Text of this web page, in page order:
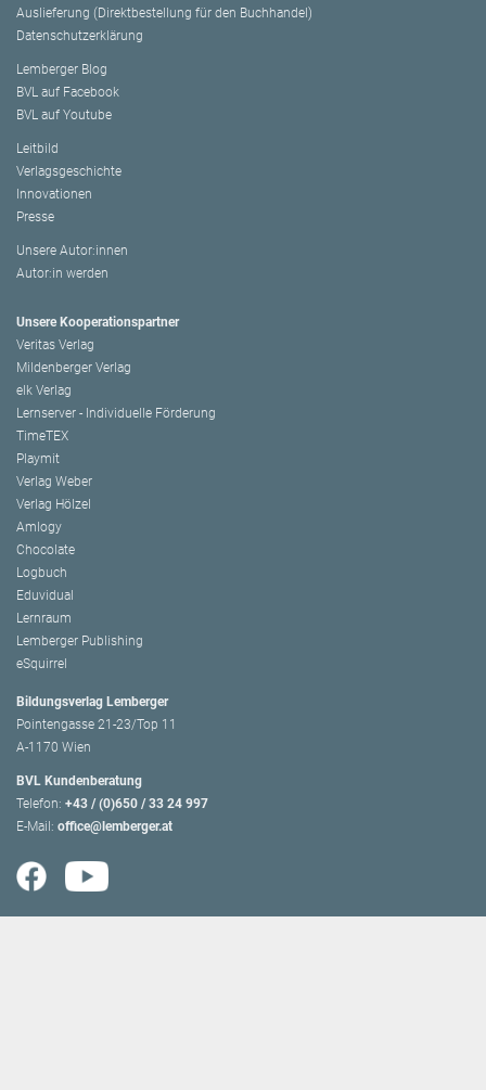
Auslieferung (Direktbestellung für den Buchhandel)
Datenschutzerklärung
Lemberger Blog
BVL auf Facebook
BVL auf Youtube
Leitbild
Verlagsgeschichte
Innovationen
Presse
Unsere Autor:innen
Autor:in werden
Unsere Kooperationspartner
Veritas Verlag
Mildenberger Verlag
elk Verlag
Lernserver - Individuelle Förderung
TimeTEX
Playmit
Verlag Weber
Verlag Hölzel
Amlogy
Chocolate
Logbuch
Eduvidual
Lernraum
Lemberger Publishing
eSquirrel
Bildungsverlag Lemberger
Pointengasse 21-23/Top 11
A-1170 Wien
BVL Kundenberatung
Telefon: +43 / (0)650 / 33 24 997
E-Mail: office@lemberger.at